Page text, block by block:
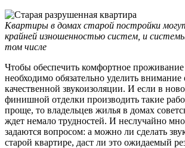
Квартиры в домах старой постройки
крайней изношенностью систем, и системы
том числе
Чтобы обеспечить комфортное проживание
необходимо обязательно уделить внимание
качественной звукоизоляции. И если в
финишной отделки производить такие
проще, то владельцев жилья в домах
ждет немало трудностей. И неслучайно
задаются вопросом: а можно ли сделать
старой квартире, даст ли это ожидаемый